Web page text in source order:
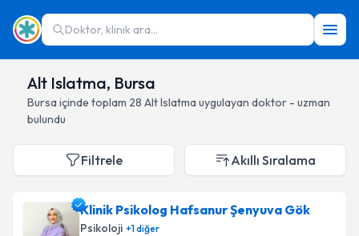
Doktor, klinik ara...
Alt Islatma, Bursa
Bursa içinde toplam 28 Alt Islatma uygulayan doktor - uzman
bulundu
Filtrele Akıllı Sıralama
Klinik Psikolog Hafsanur Şenyuva Gök
Psikoloji +1diğer